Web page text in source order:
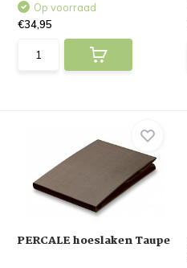
Op voorraad
€34,95
PERCALE hoeslaken Taupe